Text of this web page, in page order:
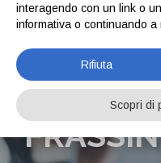
B&B IN
interagendo con un link o
informativa o continuando
Rifiuta
Scopri di